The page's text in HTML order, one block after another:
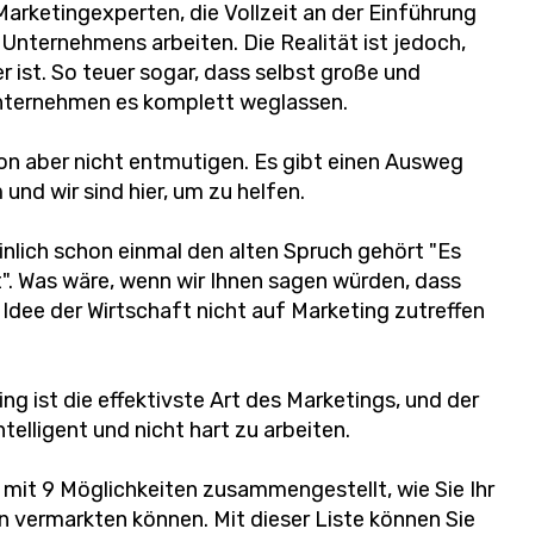
die Vollzeit an der Einführung
arbeiten. Die Realität ist jedoch,
ist. So teuer sogar, dass selbst große und
es komplett weglassen.
aber nicht entmutigen. Es gibt einen Ausweg
wir sind hier, um zu helfen.
schon einmal den alten Spruch gehört "Es
Was wäre, wenn wir Ihnen sagen würden, dass
der Wirtschaft nicht auf Marketing zutreffen
ist die effektivste Art des Marketings, und der
und nicht hart zu arbeiten.
mit 9 Möglichkeiten zusammengestellt, wie Sie Ihr
vermarkten können. Mit dieser Liste können Sie